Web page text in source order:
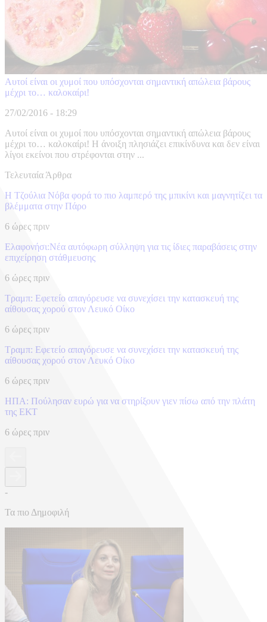
Αυτοί είναι οι χυμοί που υπόσχονται σημαντική απώλεια βάρους
μέχρι το… καλοκαίρι!
27/02/2016 - 18:29
Αυτοί είναι οι χυμοί που υπόσχονται σημαντική απώλεια βάρους
μέχρι το… καλοκαίρι! Η άνοιξη πλησιάζει επικίνδυνα και δεν είναι
λίγοι εκείνοι που στρέφονται στην ...
Τελευταία Άρθρα
Η Τζούλια Νόβα φορά το πιο λαμπερό της μπικίνι και μαγνητίζει τα
βλέμματα στην Πάρο
6 ώρες πριν
Ελαφονήσι:Νέα αυτόφωρη σύλληψη για τις ίδιες παραβάσεις στην
επιχείρηση στάθμευσης
6 ώρες πριν
Τραμπ: Εφετείο απαγόρευσε να συνεχίσει την κατασκευή της
αίθουσας χορού στον Λευκό Οίκο
6 ώρες πριν
Τραμπ: Εφετείο απαγόρευσε να συνεχίσει την κατασκευή της
αίθουσας χορού στον Λευκό Οίκο
6 ώρες πριν
ΗΠΑ: Πούλησαν ευρώ για να στηρίξουν γιεν πίσω από την πλάτη
της ΕΚΤ
6 ώρες πριν
-
Τα πιο Δημοφιλή